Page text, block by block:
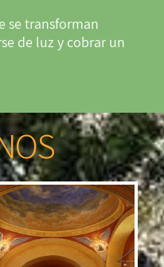
se transforman
de luz y cobrar un